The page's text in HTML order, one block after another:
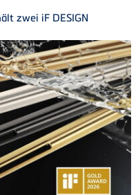
zwei iF DESIGN